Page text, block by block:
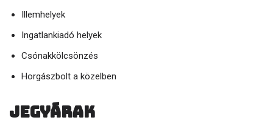
Illemhelyek
Ingatlankiadó helyek
Csónakkölcsönzés
Horgászbolt a közelben
Jegyárak